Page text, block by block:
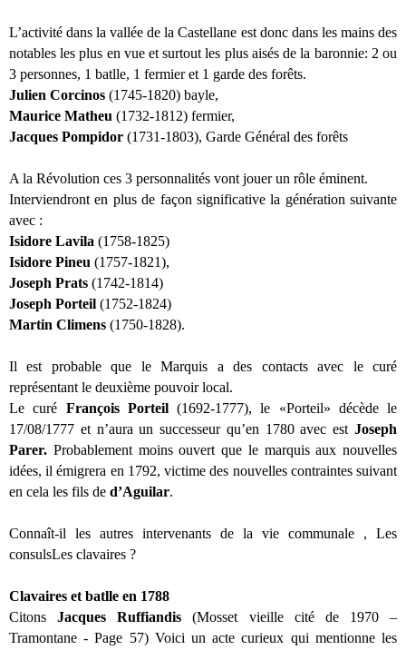
L’activité dans la vallée de la Castellane est donc dans les mains des
notables les plus en vue et surtout les plus aisés de la baronnie: 2 ou
3 personnes, 1 batlle, 1 fermier et 1 garde des forêts.
Julien Corcinos (1745-1820) bayle,
Maurice Matheu (1732-1812) fermier,
Jacques Pompidor (1731-1803), Garde Général des forêts
A la Révolution ces 3 personnalités vont jouer un rôle éminent.
Interviendront en plus de façon significative la génération suivante
avec :
Isidore Lavila (1758-1825)
Isidore Pineu (1757-1821),
Joseph Prats (1742-1814)
Joseph Porteil (1752-1824)
Martin Climens (1750-1828).
Il est probable que le Marquis a des contacts avec le curé
représentant le deuxième pouvoir local.
Le curé François Porteil(1692-1777), le «Porteil» décède le
17/08/1777 et n’aura un successeur qu’en 1780 avec est Joseph
Parer. Probablement moins ouvert que le marquis aux nouvelles
idées, il émigrera en 1792, victime des nouvelles contraintes suivant
en cela les fils de d’Aguilar.
Connaît-il les autres intervenants de la vie communale , Les
consulsLes clavaires ?
Clavaires et batlle en 1788
CitonsJacques Ruffiandis (Mosset vieille cité de 1970 –
Tramontane - Page 57) Voici un acte curieux qui mentionne les